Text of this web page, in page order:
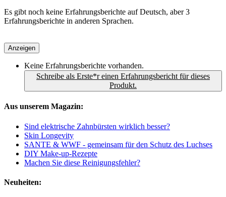
Es gibt noch keine Erfahrungsberichte auf Deutsch, aber 3
Erfahrungsberichte in anderen Sprachen.
Anzeigen
Keine Erfahrungsberichte vorhanden.
Schreibe als Erste*r einen Erfahrungsbericht für dieses
Produkt.
Aus unserem Magazin:
Sind elektrische Zahnbürsten wirklich besser?
Skin Longevity
SANTE & WWF - gemeinsam für den Schutz des Luchses
DIY Make-up-Rezepte
Machen Sie diese Reinigungsfehler?
Neuheiten: